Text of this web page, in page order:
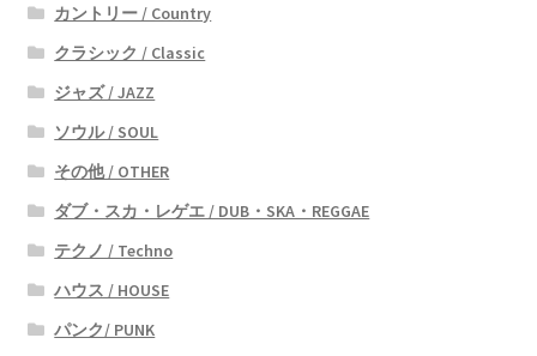
カントリー / Country
クラシック / Classic
ジャズ / JAZZ
ソウル / SOUL
その他 / OTHER
ダブ・スカ・レゲエ / DUB・SKA・REGGAE
テクノ / Techno
ハウス / HOUSE
パンク/ PUNK